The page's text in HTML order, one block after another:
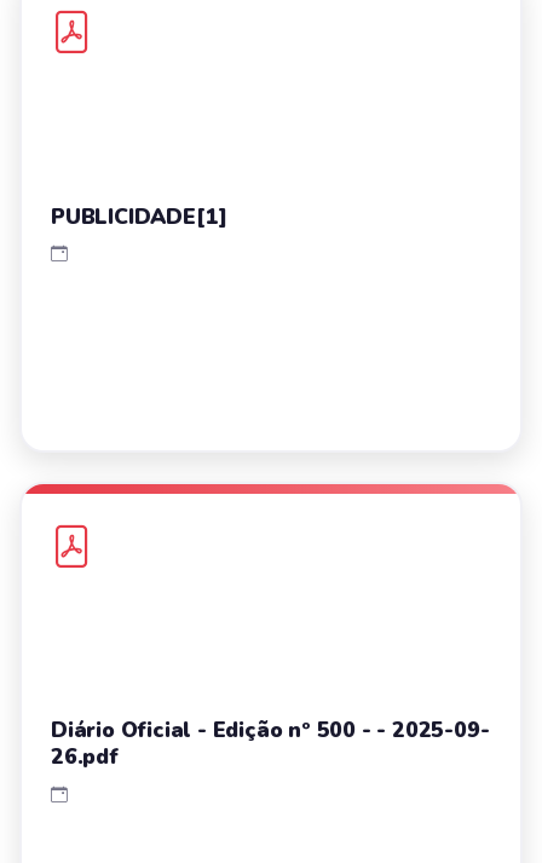
PUBLICIDADE[1]
Diário Oficial - Edição nº 500 - - 2025-09-
26.pdf